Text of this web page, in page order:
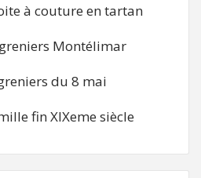
à couture en tartan
Montélimar
du 8 mai
fin XIXeme siècle